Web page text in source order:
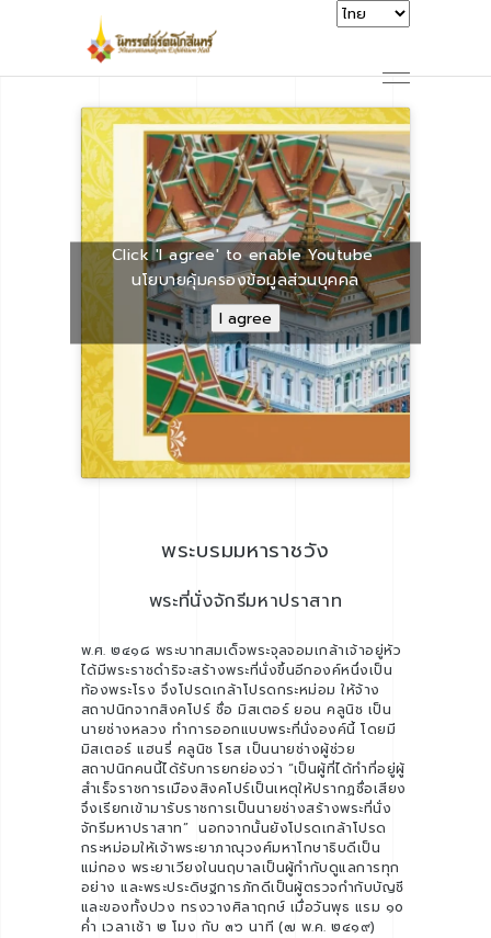
Click 'I agree' to enable Youtube
นโยบายคุ้มครองข้อมูลส่วนบุคคล
I agree
พระบรมมหาราชวัง
พระที่นั่งจักรีมหาปราสาท
พ.ศ. ๒๔๑๘ พระบาทสมเด็จพระจุลจอมเกล้าเจ้าอยู่หัว
ได้มีพระราชดำริจะสร้างพระที่นั่งขึ้นอีกองค์หนึ่งเป็น
ท้องพระโรง จึงโปรดเกล้าโปรดกระหม่อม ให้จ้าง
สถาปนิกจากสิงคโปร์ ชื่อ มิสเตอร์ ยอน คลูนิช เป็น
นายช่างหลวง ทำการออกแบบพระที่นั่งองค์นี้ โดยมี
มิสเตอร์ แฮนรี่ คลูนิช โรส เป็นนายช่างผู้ช่วย
สถาปนิกคนนี้ได้รับการยกย่องว่า “เป็นผู้ที่ได้ทำที่อยู่ผู้
สำเร็จราชการเมืองสิงคโปร์เป็นเหตุให้ปรากฏชื่อเสียง
จึงเรียกเข้ามารับราชการเป็นนายช่างสร้างพระที่นั่ง
จักรีมหาปราสาท” นอกจากนั้นยังโปรดเกล้าโปรด
กระหม่อมให้เจ้าพระยาภาณุวงศ์มหาโกษาธิบดีเป็น
แม่กอง พระยาเวียงในนฤบาลเป็นผู้กำกับดูแลการทุก
อย่าง และพระประดิษฐการภักดีเป็นผู้ตรวจกำกับบัญชี
และของทั้งปวง ทรงวางศิลาฤกษ์ เมื่อวันพุธ แรม ๑๐
ค่ำ เวลาเช้า ๒ โมง กับ ๓๖ นาที (๗ พ.ค. ๒๔๑๙)